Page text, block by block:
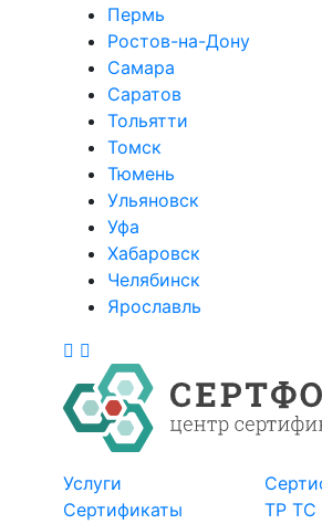
Пермь
Ростов-на-Дону
Самара
Саратов
Тольятти
Томск
Тюмень
Ульяновск
Уфа
Хабаровск
Челябинск
Ярославль
Услуги
Сертификаты
ТР ТС